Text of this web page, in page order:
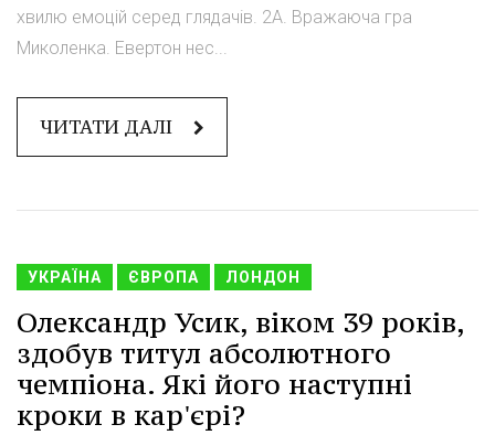
хвилю емоцій серед глядачів. 2A. Вражаюча гра
Миколенка. Евертон нес...
ЧИТАТИ ДАЛІ
УКРАЇНА ЄВРОПА ЛОНДОН
Олександр Усик, віком 39 років,
здобув титул абсолютного
чемпіона. Які його наступні
кроки в кар'єрі?